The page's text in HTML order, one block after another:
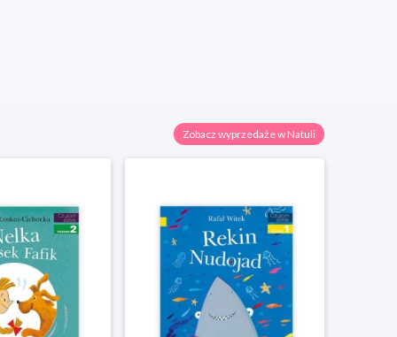
Zobacz wyprzedaże w Natuli